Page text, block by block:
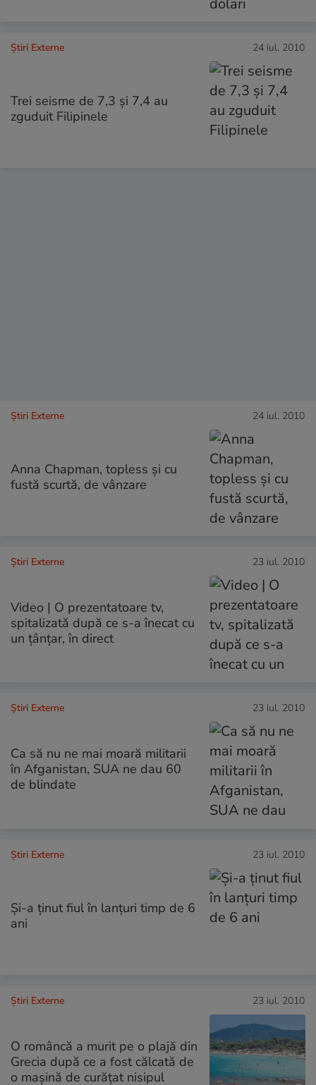
Știri Externe 24 iul. 2010
Trei seisme de 7,3 şi 7,4 au
zguduit Filipinele
Știri Externe 24 iul. 2010
Anna Chapman, topless şi cu
fustă scurtă, de vânzare
Știri Externe 23 iul. 2010
Video | O prezentatoare tv,
spitalizată după ce s-a înecat cu
un ţânţar, în direct
Știri Externe 23 iul. 2010
Ca să nu ne mai moară militarii
în Afganistan, SUA ne dau 60
de blindate
Știri Externe 23 iul. 2010
Şi-a ţinut fiul în lanţuri timp de 6
ani
Știri Externe 23 iul. 2010
O româncă a murit pe o plajă din
Grecia după ce a fost călcată de
o maşină de curăţat nisipul